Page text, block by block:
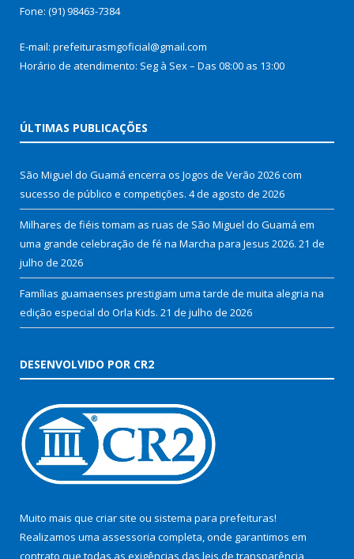
Fone: (91) 98463-7384
E-mail: prefeiturasmgoficial@gmail.com
Horário de atendimento: Seg à Sex – Das 08:00 as 13:00
ÚLTIMAS PUBLICAÇÕES
São Miguel do Guamá encerra os Jogos de Verão 2026 com
sucesso de público e competições. 4 de agosto de 2026
Milhares de fiéis tomam as ruas de São Miguel do Guamá em
uma grande celebração de fé na Marcha para Jesus 2026. 21 de
julho de 2026
Famílias guamaenses prestigiam uma tarde de muita alegria na
edição especial do Orla Kids. 21 de julho de 2026
DESENVOLVIDO POR CR2
Muito mais que criar site ou sistema para prefeituras!
Realizamos uma assessoria completa, onde garantimos em
contrato que todas as exigências das leis de transparência